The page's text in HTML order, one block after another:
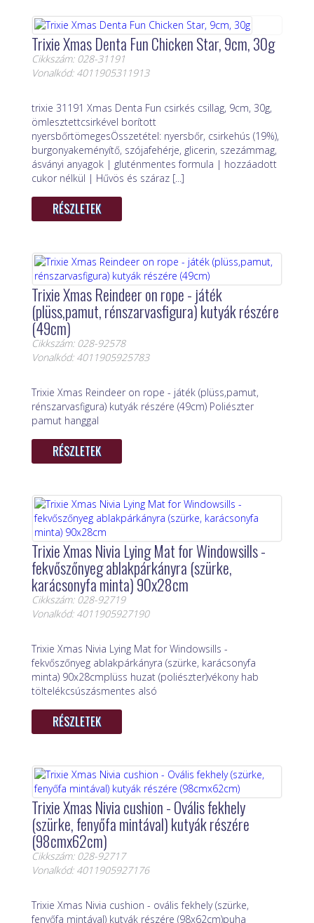
Trixie Xmas Denta Fun Chicken Star, 9cm, 30g
Cikkszám: 028-31191
Vonalkód: 4011905311913
trixie 31191 Xmas Denta Fun csirkés csillag, 9cm, 30g,
ömlesztettcsirkével borított
nyersbőrtömegesÖsszetétel: nyersbőr, csirkehús (19%),
burgonyakeményítő, szójafehérje, glicerin, szezámmag,
ásványi anyagok | gluténmentes formula | hozzáadott
cukor nélkül | Hűvös és száraz [...]
RÉSZLETEK
Trixie Xmas Reindeer on rope - játék
(plüss,pamut, rénszarvasfigura) kutyák részére
(49cm)
Cikkszám: 028-92578
Vonalkód: 4011905925783
Trixie Xmas Reindeer on rope - játék (plüss,pamut,
rénszarvasfigura) kutyák részére (49cm) Poliészter
pamut hanggal
RÉSZLETEK
Trixie Xmas Nivia Lying Mat for Windowsills -
fekvőszőnyeg ablakpárkányra (szürke,
karácsonyfa minta) 90x28cm
Cikkszám: 028-92719
Vonalkód: 4011905927190
Trixie Xmas Nivia Lying Mat for Windowsills -
fekvőszőnyeg ablakpárkányra (szürke, karácsonyfa
minta) 90x28cmplüss huzat (poliészter)vékony hab
töltelékcsúszásmentes alsó
RÉSZLETEK
Trixie Xmas Nivia cushion - Ovális fekhely
(szürke, fenyőfa mintával) kutyák részére
(98cmx62cm)
Cikkszám: 028-92717
Vonalkód: 4011905927176
Trixie Xmas Nivia cushion - ovális fekhely (szürke,
fenyőfa mintával) kutyák részére (98x62cm)puha